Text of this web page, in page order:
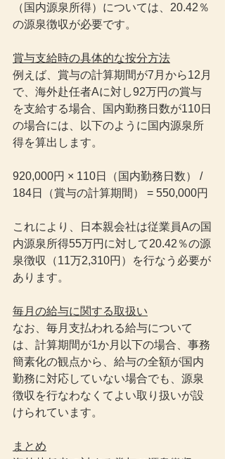
（国内源泉所得）については、20.42％
の源泉徴収が必要です。
賞与支給時の具体的な按分方法
例えば、賞与の計算期間が7月から12月
で、海外赴任者Aに対し92万円の賞与
を支給する場合、国内勤務日数が110日
の場合には、以下のように国内源泉所
得を算出します。
920,000円 × 110日（国内勤務日数） /
184日（賞与の計算期間） = 550,000円
これにより、日本親会社は従業員Aの国
内源泉所得55万円に対して20.42％の源
泉徴収（11万2,310円）を行なう必要が
あります。
毎月の給与に関する取扱い
なお、毎月支払われる給与について
は、計算期間が1か月以下の場合、事務
簡素化の観点から、給与の全額が国内
勤務に対応していない場合でも、源泉
徴収を行なわなくてよい取り扱いが設
けられています。
まとめ